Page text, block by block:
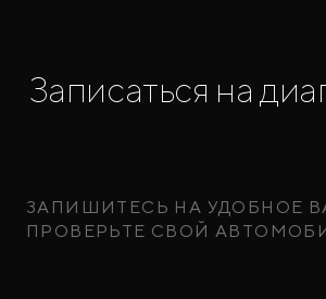
Записаться на
ЗАПИШИТЕСЬ НА УДОБНОЕ
ПРОВЕРЬТЕ СВОЙ